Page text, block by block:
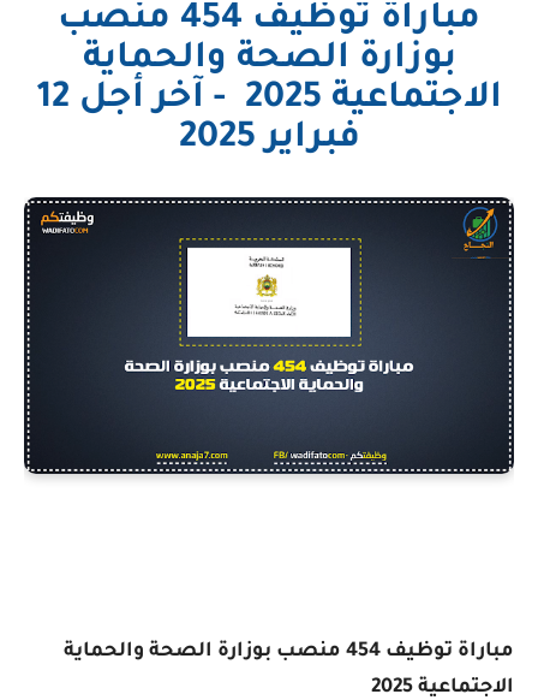
مباراة توظيف 454 منصب
بوزارة الصحة والحماية
الاجتماعية 2025 - آخر أجل 12
فبراير 2025
مباراة توظيف 454 منصب بوزارة الصحة والحماية
الاجتماعية 2025